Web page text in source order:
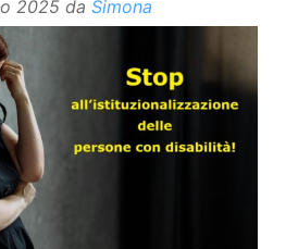
2025 da Simona